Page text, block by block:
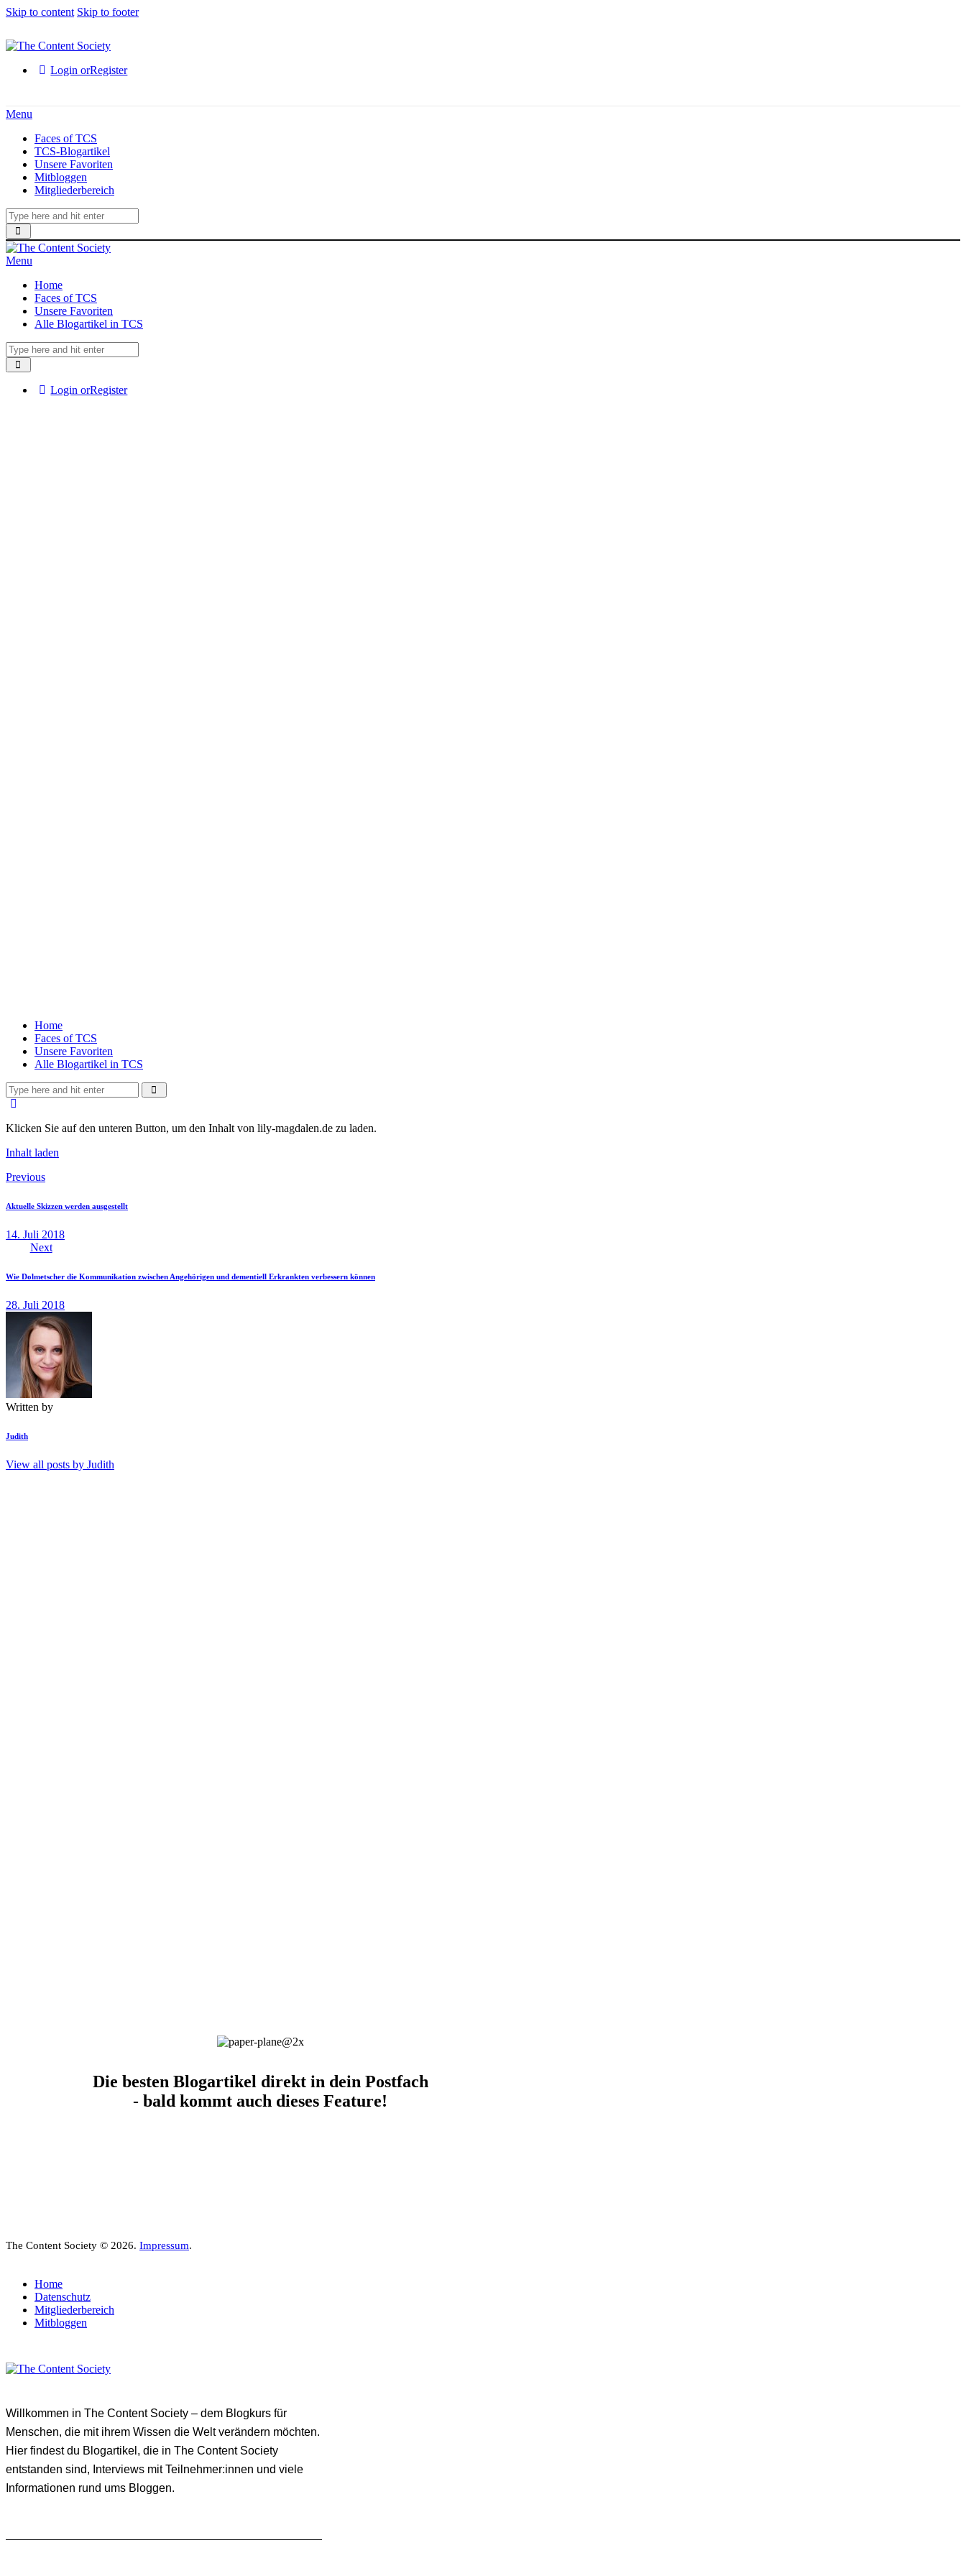
Skip to content Skip to footer
Login orRegister
Menu
Faces of TCS
TCS-Blogartikel
Unsere Favoriten
Mitbloggen
Mitgliederbereich
Menu
Home
Faces of TCS
Unsere Favoriten
Alle Blogartikel in TCS
Login orRegister
Home
Faces of TCS
Unsere Favoriten
Alle Blogartikel in TCS
Klicken Sie auf den unteren Button, um den Inhalt von lily-magdalen.de zu laden.
Inhalt laden
Beitragsnavigation
Previous
Aktuelle Skizzen werden ausgestellt
14. Juli 2018
Next
Wie Dolmetscher die Kommunikation zwischen Angehörigen und dementiell Erkrankten verbessern können
28. Juli 2018
Written by
Judith
View all posts by Judith
Die besten Blogartikel direkt in dein Postfach
- bald kommt auch dieses Feature!
The Content Society © 2026. Impressum.
Home
Datenschutz
Mitgliederbereich
Mitbloggen
Willkommen in The Content Society – dem Blogkurs für
Menschen, die mit ihrem Wissen die Welt verändern möchten.
Hier findest du Blogartikel, die in The Content Society
entstanden sind, Interviews mit Teilnehmer:innen und viele
Informationen rund ums Bloggen.